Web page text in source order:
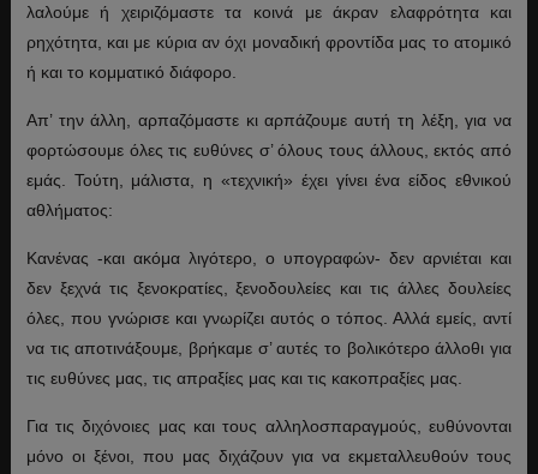
λαλούμε ή χειριζόμαστε τα κοινά με άκραν ελαφρότητα και
ρηχότητα, και με κύρια αν όχι μοναδική φροντίδα μας το ατομικό
ή και το κομματικό διάφορο.
Απ’ την άλλη, αρπαζόμαστε κι αρπάζουμε αυτή τη λέξη, για να
φορτώσουμε όλες τις ευθύνες σ’ όλους τους άλλους, εκτός από
εμάς. Τούτη, μάλιστα, η «τεχνική» έχει γίνει ένα είδος εθνικού
αθλήματος:
Κανένας -και ακόμα λιγότερο, ο υπογραφών- δεν αρνιέται και
δεν ξεχνά τις ξενοκρατίες, ξενοδουλείες και τις άλλες δουλείες
όλες, που γνώρισε και γνωρίζει αυτός ο τόπος. Αλλά εμείς, αντί
να τις αποτινάξουμε, βρήκαμε σ’ αυτές το βολικότερο άλλοθι για
τις ευθύνες μας, τις απραξίες μας και τις κακοπραξίες μας.
Για τις διχόνοιες μας και τους αλληλοσπαραγμούς, ευθύνονται
μόνο οι ξένοι, που μας διχάζουν για να εκμεταλλευθούν τους